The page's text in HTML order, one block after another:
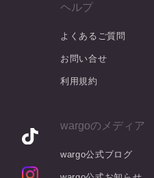
ヘルプ
よくあるご質問
お問い合せ
利用規約
wargoのメディア
wargo公式ブログ